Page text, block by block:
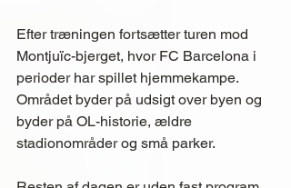
Efter træningen fortsætter turen mod
Montjuïc-bjerget, hvor FC Barcelona i
perioder har spillet hjemmekampe.
Området byder på udsigt over byen og
byder på OL-historie, ældre
stadionområder og små parker.